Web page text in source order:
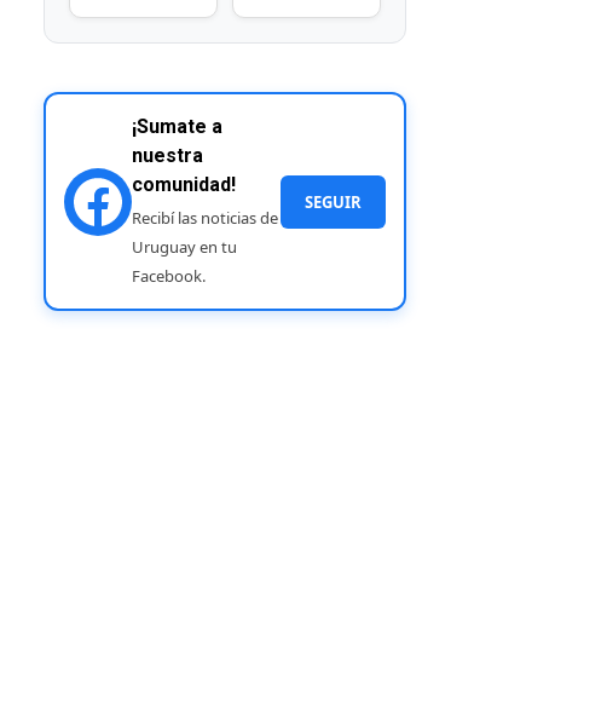
¡Sumate a
nuestra
comunidad!
Recibí las noticias de
Uruguay en tu
Facebook.
SEGUIR